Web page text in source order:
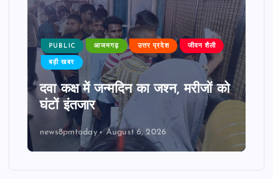
PUBLIC आजमगढ़ उत्तर प्रदेश जीवन शैली
बड़ी खबर
दवा कक्ष में जन्मदिन का जश्न, मरीजों को
घंटों इंतजार
news8pmtoday August 6, 2026